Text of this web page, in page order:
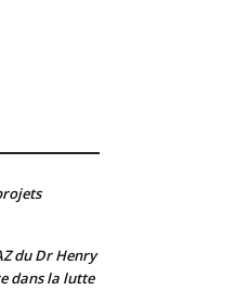
du Dr Henry
dans la lutte